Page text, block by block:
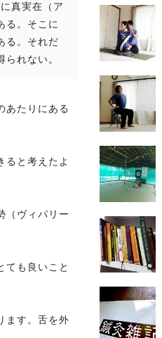
真実在（ア
る。そこに
る。それだ
れない。
あたりにある
ると考えたよ
（ヴィパリー
ても良いこと
ます。舌を外